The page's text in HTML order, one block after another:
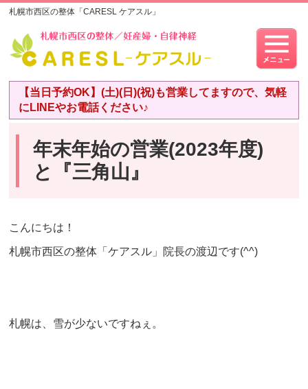
札幌市西区の整体「CARESL ケアスル」
【当日予約OK】(土)(日)(祝)も営業してますので、気軽
にLINEやお電話ください♪
年末年始の営業(2023年度)
と『三角山』
こんにちは！
札幌市西区の整体「ケアスル」院長の渡辺です(^^)
札幌は、雪が少ないですねぇ。